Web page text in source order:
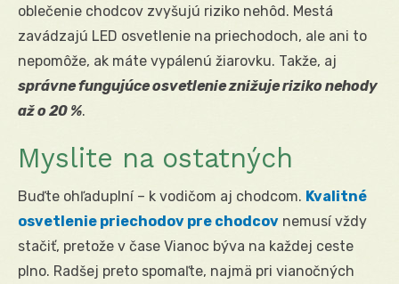
oblečenie chodcov zvyšujú riziko nehôd. Mestá
zavádzajú LED osvetlenie na priechodoch, ale ani to
nepomôže, ak máte vypálenú žiarovku. Takže, aj
správne fungujúce osvetlenie znižuje riziko nehody
až o 20 %.
Myslite na ostatných
Buďte ohľaduplní – k vodičom aj chodcom. Kvalitné
osvetlenie priechodov pre chodcov nemusí vždy
stačiť, pretože v čase Vianoc býva na každej ceste
plno. Radšej preto spomaľte, najmä pri vianočných